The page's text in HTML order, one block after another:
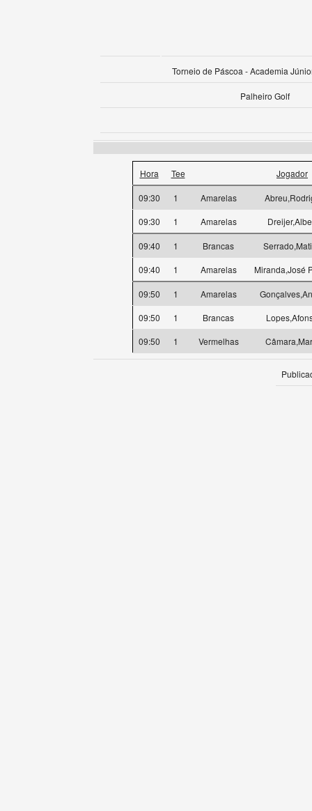
Torneio de Páscoa - Academia
Palheiro Golf
Hora Tee Jogador
09:30 1 Amarelas
09:30
1 Amarelas
09:40 1 Brancas
09:40
1 Amarelas Miranda,José
09:50 1 Amarelas
09:50
1 Brancas
09:50
1 Vermelhas